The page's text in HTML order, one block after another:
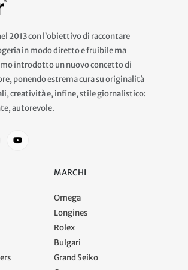
2013 con l’obiettivo di raccontare
in modo diretto e fruibile ma
introdotto un nuovo concetto di
ponendo estrema cura su originalità
creatività e, infine, stile giornalistico:
autorevole.
MARCHI
Omega
Longines
Rolex
Bulgari
Grand Seiko